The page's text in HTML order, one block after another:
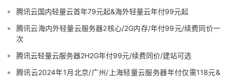
腾讯云国内轻量云首年79元起&海外轻量云年付99元起
腾讯云海内外轻量云服务器2核心/2G内存/年付99元/续费同价一
次
腾讯云轻量云服务器2H2G年付99元/续费同价/建站可选
腾讯云2024年1月北京/广州/上海轻量云服务器年付仅需118元&